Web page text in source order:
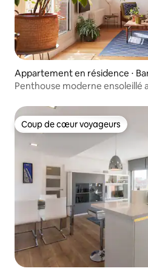
Appartement en résidence ⋅
Penthouse moderne ensoleillé
Coup de cœur voyageurs
Coup de cœur voyageurs